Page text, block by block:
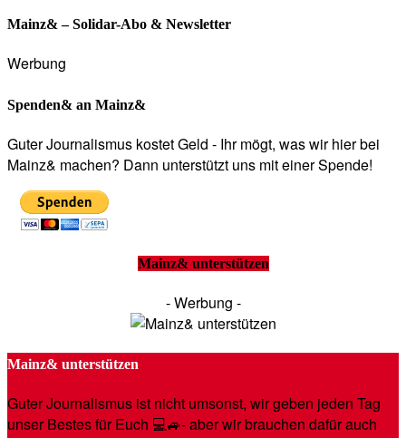
Mainz& – Solidar-Abo & Newsletter
Werbung
Spenden& an Mainz&
Guter Journalismus kostet Geld - Ihr mögt, was wir hier bei
Mainz& machen? Dann unterstützt uns mit einer Spende!
Mainz& unterstützen
- Werbung -
Mainz& unterstützen
Guter Journalismus ist nicht umsonst, wir geben jeden Tag
unser Bestes für Euch 💻🚙- aber wir brauchen dafür auch